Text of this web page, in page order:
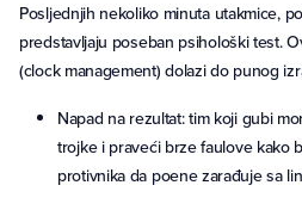
Posljednjih nekoliko minuta utakmice,
predstavljaju poseban psihološki test.
(clock management) dolazi do punog
Napad na rezultat: tim koji gubi
trojke i praveći brze faulove kako
protivnika da poene zarađuje sa